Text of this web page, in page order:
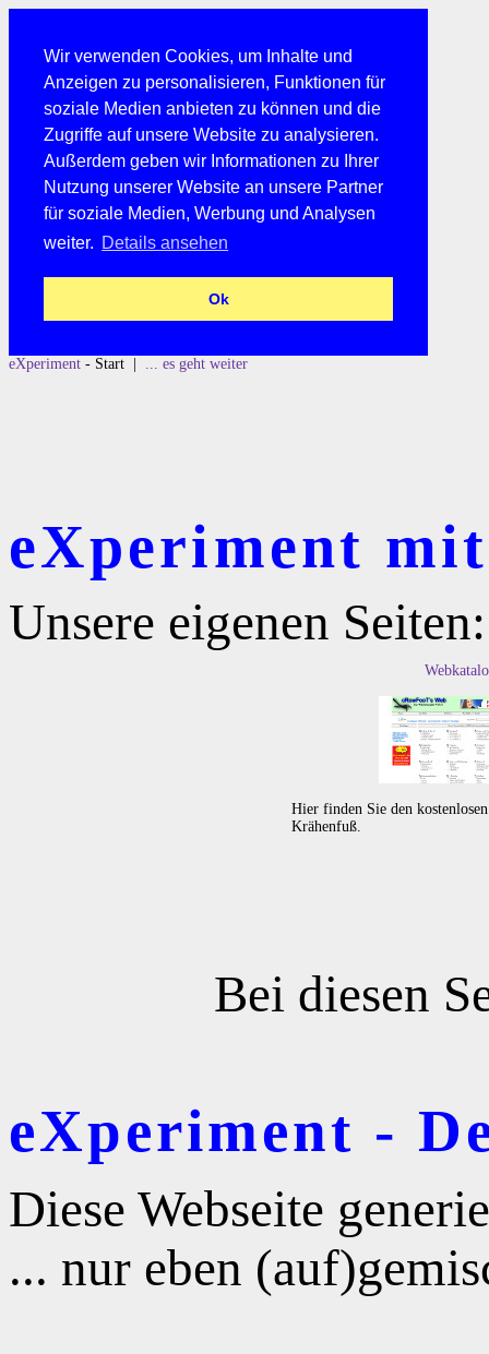
Wir verwenden Cookies, um Inhalte und
Anzeigen zu personalisieren, Funktionen für
soziale Medien anbieten zu können und die
Zugriffe auf unsere Website zu analysieren.
Außerdem geben wir Informationen zu Ihrer
Nutzung unserer Website an unsere Partner
für soziale Medien, Werbung und Analysen
weiter. Details ansehen
Ok
eXperiment - Start | ... es geht weiter
eXperiment
Unsere eigenen Seiten:
Hier finden Sie den
Krähenfuß.
Bei diesen
eXperiment -
Diese Webseite
... nur eben